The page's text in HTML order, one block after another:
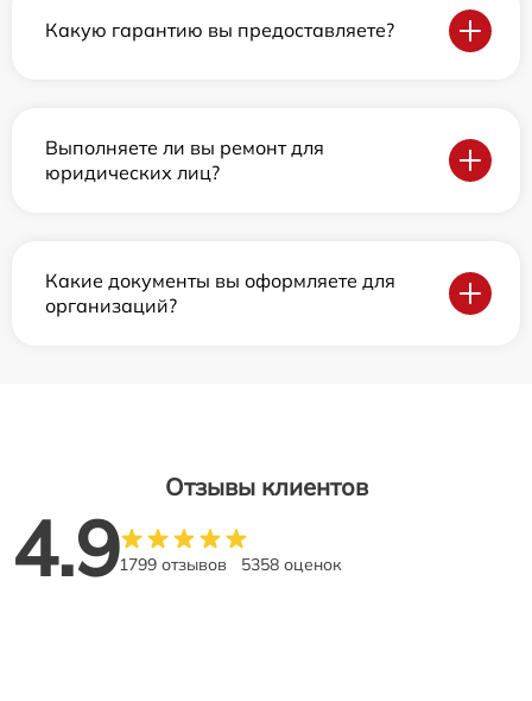
Какую гарантию вы предоставляете?
Выполняете ли вы ремонт для
юридических лиц?
Какие документы вы оформляете для
организаций?
Отзывы клиентов
4.91799 отзывов 5358 оценок